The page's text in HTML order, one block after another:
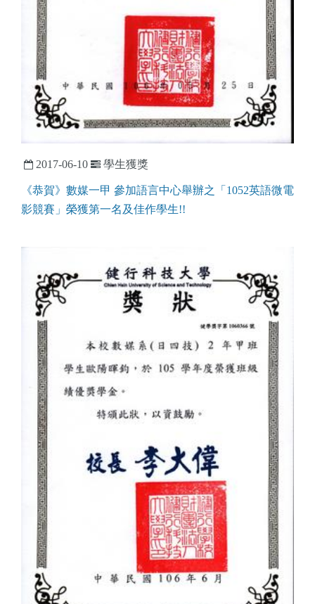
2017-06-10 學生獲獎
《恭賀》數媒一甲 參加語言中心舉辦之「1052英語微電
影競賽」榮獲第一名及佳作學生!!